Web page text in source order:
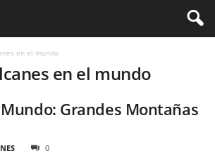
en el mundo
en el mundo
Grandes Montañas
0